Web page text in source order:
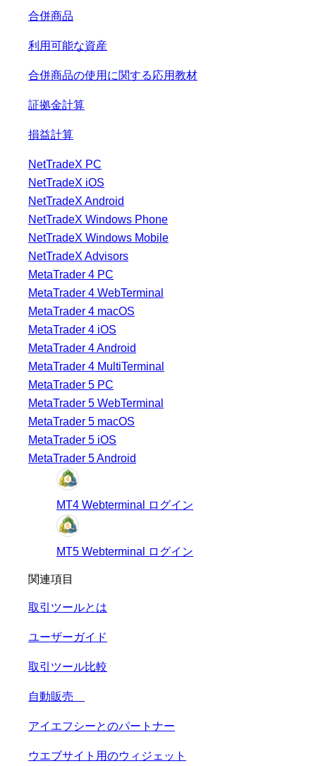
合併商品
利用可能な資産
合併商品の使用に関する応用教材
証拠金計算
損益計算
NetTradeX PC
NetTradeX iOS
NetTradeX Android
NetTradeX Windows Phone
NetTradeX Windows Mobile
NetTradeX Advisors
MetaTrader 4 PC
MetaTrader 4 WebTerminal
MetaTrader 4 macOS
MetaTrader 4 iOS
MetaTrader 4 Android
MetaTrader 4 MultiTerminal
MetaTrader 5 PC
MetaTrader 5 WebTerminal
MetaTrader 5 macOS
MetaTrader 5 iOS
MetaTrader 5 Android
MT4 Webterminal ログイン
MT5 Webterminal ログイン
関連項目
取引ツールとは
ユーザーガイド
取引ツール比較
自動販売
アイエフシーとのパートナー
ウエブサイト用のウィジェット